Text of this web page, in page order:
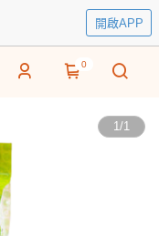
開啟APP
0
1/1